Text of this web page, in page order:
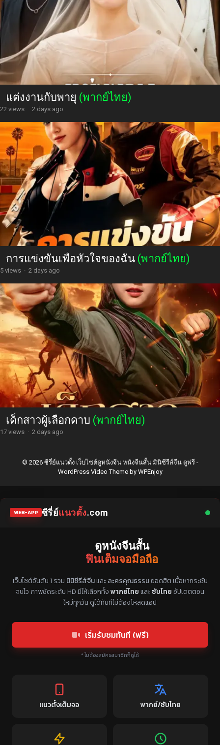
แต่งงานกับพายุ (พากย์ไทย)
22 views · 2 days ago
การแข่งขันเพื่อหัวใจของฉัน (พากย์ไทย)
5 views · 2 days ago
เด็กสาวผู้เลือกดาบ (พากย์ไทย)
17 views · 2 days ago
© 2026 ซีรี่ย์แนวตั้ง เว็บไซต์ดูหนังจีน หนังจีนสั้น มินิซีรีส์จีน ดูฟรี -
WordPress Video Themeby WPEnjoy
WEB-APP ซีรี่ย์แนวตั้ง.com
ดูหนังจีนสั้น
ฟินเต็มจอมือถือ
เว็บไซต์อันดับ 1 รวม มินิซีรีส์จีนและ ละครคุณธรรมยอดฮิต เนื้อหากระชับ
จบไว ภาพชัดระดับ HD มีให้เลือกทั้งพากย์ไทยและ ซับไทยอัปเดตตอน
ใหม่ทุกวัน ดูได้ทันทีไม่ต้องโหลดแอป
เริ่มรับชมทันที (ฟรี)
* ไม่ต้องสมัครสมาชิกก็ดูได้
แนวตั้งเต็มจอ พากย์/ซับไทย